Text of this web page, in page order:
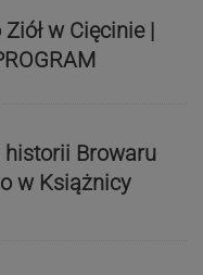
w Cięcinie |
Browaru
w Książnicy